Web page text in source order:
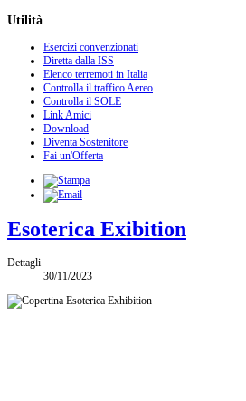
Utilità
Esercizi convenzionati
Diretta dalla ISS
Elenco terremoti in Italia
Controlla il traffico Aereo
Controlla il SOLE
Link Amici
Download
Diventa Sostenitore
Fai un'Offerta
Esoterica Exibition
Dettagli
30/11/2023